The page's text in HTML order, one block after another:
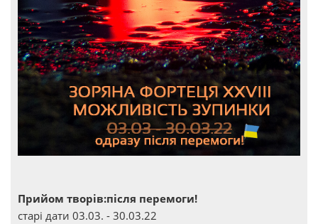
Прийом творів:після перемоги!
старі дати 03.03. - 30.03.22